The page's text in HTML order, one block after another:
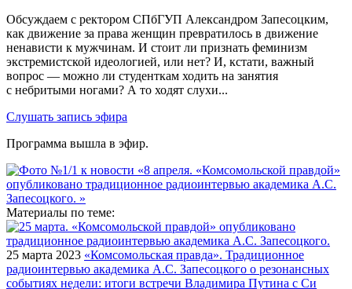
Обсуждаем с ректором СПбГУП Александром Запесоцким,
как движение за права женщин превратилось в движение
ненависти к мужчинам. И стоит ли признать феминизм
экстремистской идеологией, или нет? И, кстати, важный
вопрос — можно ли студенткам ходить на занятия
с небритыми ногами? А то ходят слухи...
Слушать запись эфира
Программа вышла в эфир.
Материалы по теме:
25 марта 2023 «Комсомольская правда». Традиционное
радиоинтервью академика А.С. Запесоцкого о резонансных
событиях недели: итоги встречи Владимира Путина с Си